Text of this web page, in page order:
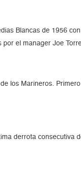
Blancas de 1956
el manager Joe
los Marineros.
derrota consecutiva